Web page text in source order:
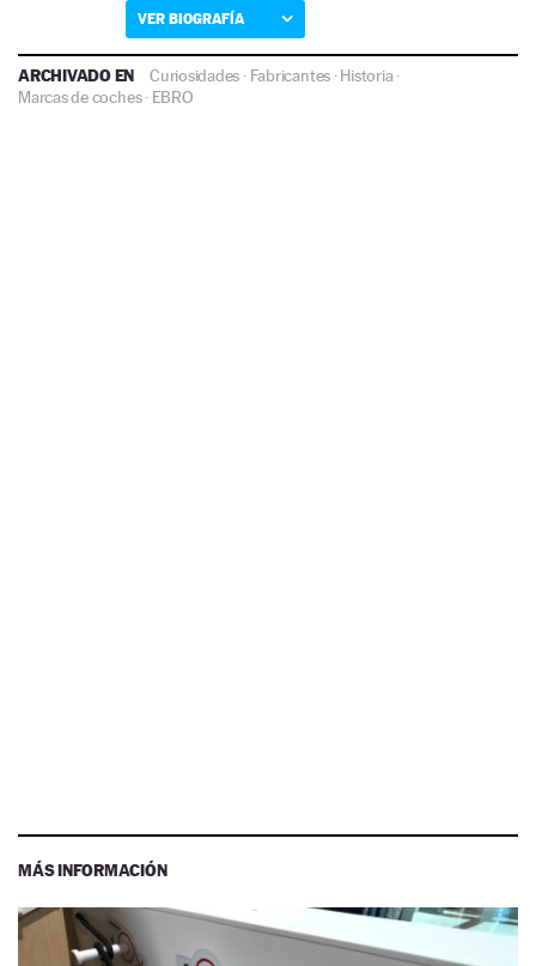
VER BIOGRAFÍA
ARCHIVADO EN Curiosidades · Fabricantes ·Historia·
Marcas de coches· EBRO
MÁS INFORMACIÓN